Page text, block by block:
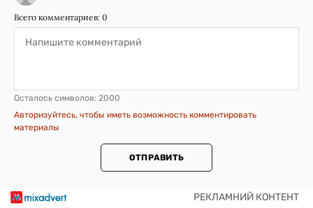
Всего комментариев: 0
Осталось символов: 2000
Авторизуйтесь, чтобы иметь возможность комментировать
материалы
ОТПРАВИТЬ